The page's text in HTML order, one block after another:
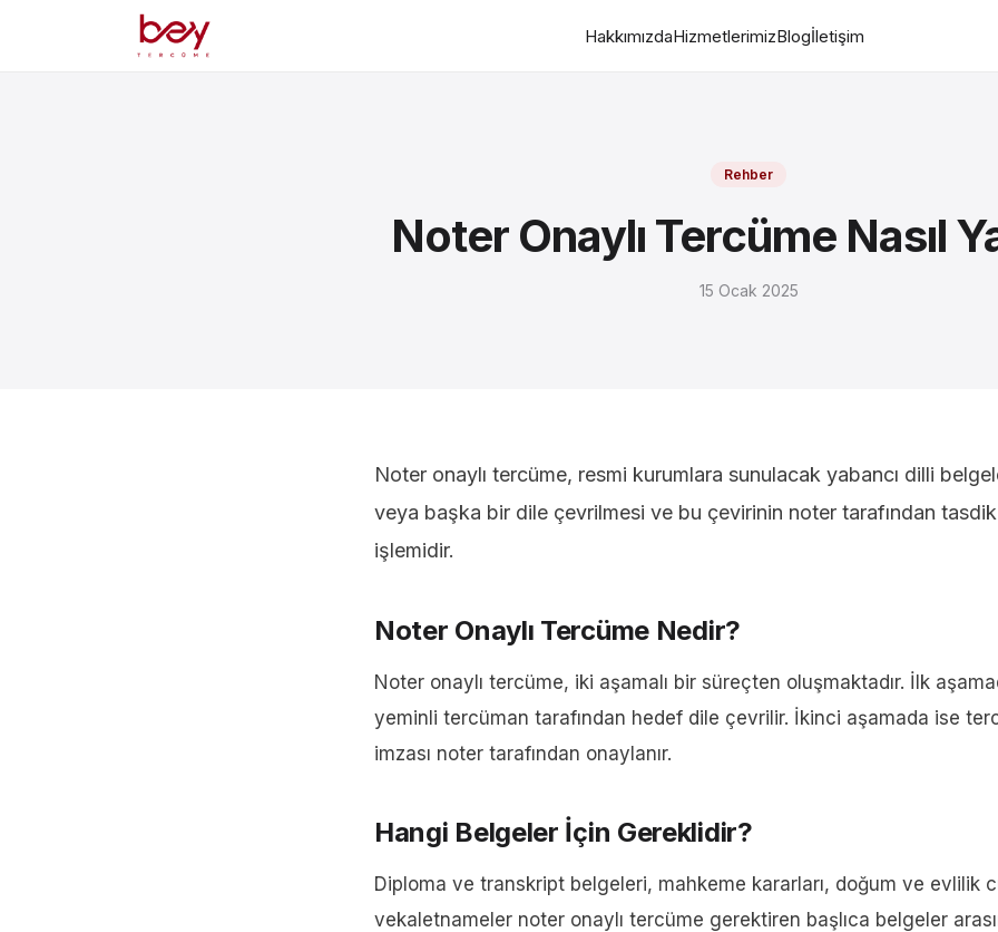
HakkımızdaHizmetlerimizBlogİletişim
Rehber
Noter Onaylı Tercüme Nasıl
15 Ocak 2025
Noter onaylı tercüme, resmi kurumlara sunulacak yabancı dilli
veya başka bir dile çevrilmesi ve bu çevirinin noter tarafından
işlemidir.
Noter Onaylı Tercüme Nedir?
Noter onaylı tercüme, iki aşamalı bir süreçten oluşmaktadır. İlk
yeminli tercüman tarafından hedef dile çevrilir. İkinci aşamada ise
imzası noter tarafından onaylanır.
Hangi Belgeler İçin Gereklidir?
Diploma ve transkript belgeleri, mahkeme kararları, doğum ve evlilik
vekaletnameler noter onaylı tercüme gerektiren başlıca belgeler